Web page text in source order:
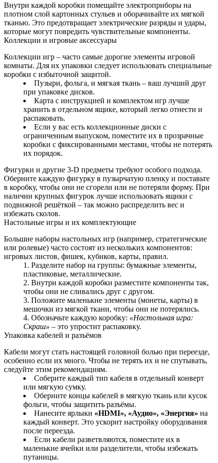
Внутри каждой коробки помещайте электроприборы на
плотном слой картонных стульев и оборачивайте их мягкой
тканью. Это предотвращает электрические разряды и удары,
которые могут повредить чувствительные компоненты.
Коллекции и игровые аксессуары
Коллекции игр – часто самые дорогие элементы игровой
комнаты. Для их упаковки следует использовать специальные
коробки с избыточной защитой.
Пузыри, фольга, и мягкая ткань – ваш лучший друг
при упаковке дисков.
Карта с инструкцией и комплектом игр лучше
хранить в отдельном ящике, который легко отнести и
распаковать.
Если у вас есть коллекционные диски с
ограниченным выпуском, поместите их в прозрачные
коробки с фиксированными местами, чтобы не потерять
их порядок.
Фигурки и другие 3‑D предметы требуют особого подхода.
Оберните каждую фигурку в пузырчатую пленку и поставьте
в коробку, чтобы они не сгорели или не потеряли форму. При
наличии крупных фигурок лучше использовать ящики с
подвижной решёткой – так можно распределить вес и
избежать сколов.
Настольные игры и их комплектующие
Большие наборы настольных игр (например, стратегические
или ролевые) часто состоят из нескольких компонентов:
игровых листов, фишек, кубиков, карты, правил.
Разделите набор на группы: бумажные элементы,
пластиковые, металлические.
Внутри каждой коробки разместите компоненты так,
чтобы они не сливались друг с другом.
Положите маленькие элементы (монеты, карты) в
мешочки из мягкой ткани, чтобы они не потерялись.
Обозначьте каждую коробку: «Настольная игра:
Скраш» – это упростит распаковку.
Упаковка кабелей и разъёмов
Кабели могут стать настоящей головной болью при переезде,
особенно если их много. Чтобы не терять их и не спутывать,
следуйте этим рекомендациям.
Соберите каждый тип кабеля в отдельный конверт
или мягкую сумку.
Оберните концы кабелей в мягкую ткань или кусок
фольги, чтобы защитить разъёмы.
Нанесите ярлыки «HDMI», «Аудио», «Энергия» на
каждый конверт. Это ускорит настройку оборудования
после переезда.
Если кабели разветвляются, поместите их в
маленькие ячейки или разделители, чтобы избежать
путаницы.